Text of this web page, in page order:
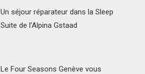
Un séjour réparateur dans la Sleep
Suite de l’Alpina Gstaad
Le Four Seasons Genève vous